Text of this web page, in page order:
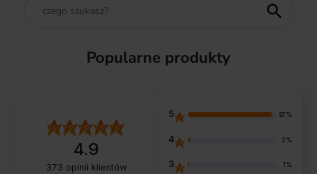

Popularne produkty
4.9
373 opinii klientów
5 97%
4 2%
3 1%